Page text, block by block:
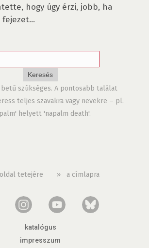
hogy úgy érzi, jobb, ha
szükséges. A pontosabb találat
teljes szavakra vagy nevekre – pl.
helyett 'napalm death'.
tetejére » a címlapra
katalógus
impresszum